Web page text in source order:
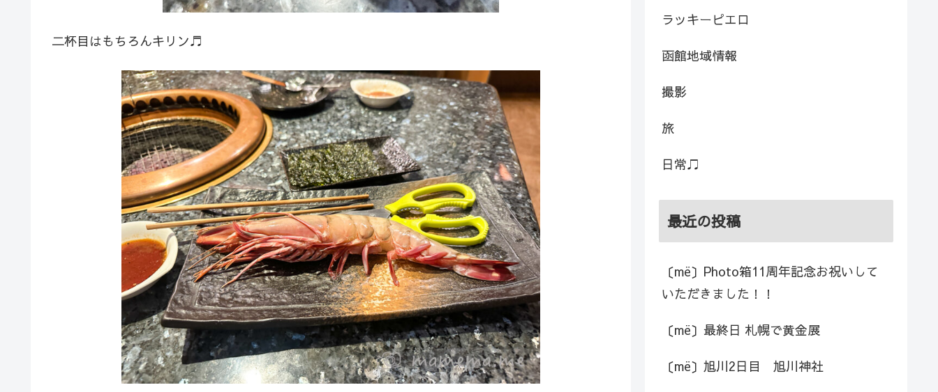
二杯目はもちろんキリン♬
ラッキーピエロ
函館地域情報
撮影
旅
日常♫
最近の投稿
〔më〕Photo箱11周年記念お祝いして
いただきました！！
〔më〕最終日 札幌で黄金展
〔më〕旭川2日目 旭川神社